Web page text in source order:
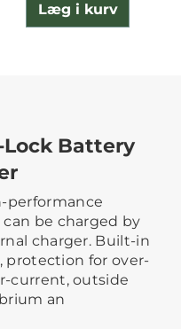
Læg i kurv
Lock Battery
performance
be charged by
charger. Built-in
protection for over-
current, outside
an